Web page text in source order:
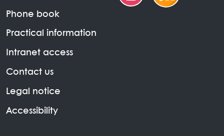
Phone book
Practical information
Intranet access
Contact us
Legal notice
Accessibility